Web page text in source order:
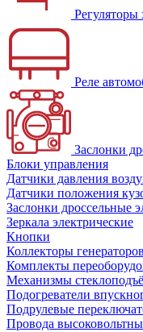
Регуляторы
Реле
Заслонки
Блоки управления
Датчики давления
Датчики положения
Заслонки дроссельные
Зеркала электрические
Кнопки
Коллекторы генераторов
Комплекты
Механизмы
Подогреватели
Подрулевые
Провода